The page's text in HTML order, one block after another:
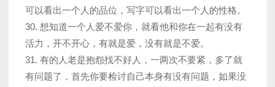
可以看出一个人的品位，写字可以看出一个人的性格。
30. 想知道一个人爱不爱你，就看他和你在一起有没有
活力，开不开心，有就是爱，没有就是不爱。
31. 有的人老是抱怨找不好人，一两次不要紧，多了就
有问题了，首先你要检讨自己本身有没有问题，如果没